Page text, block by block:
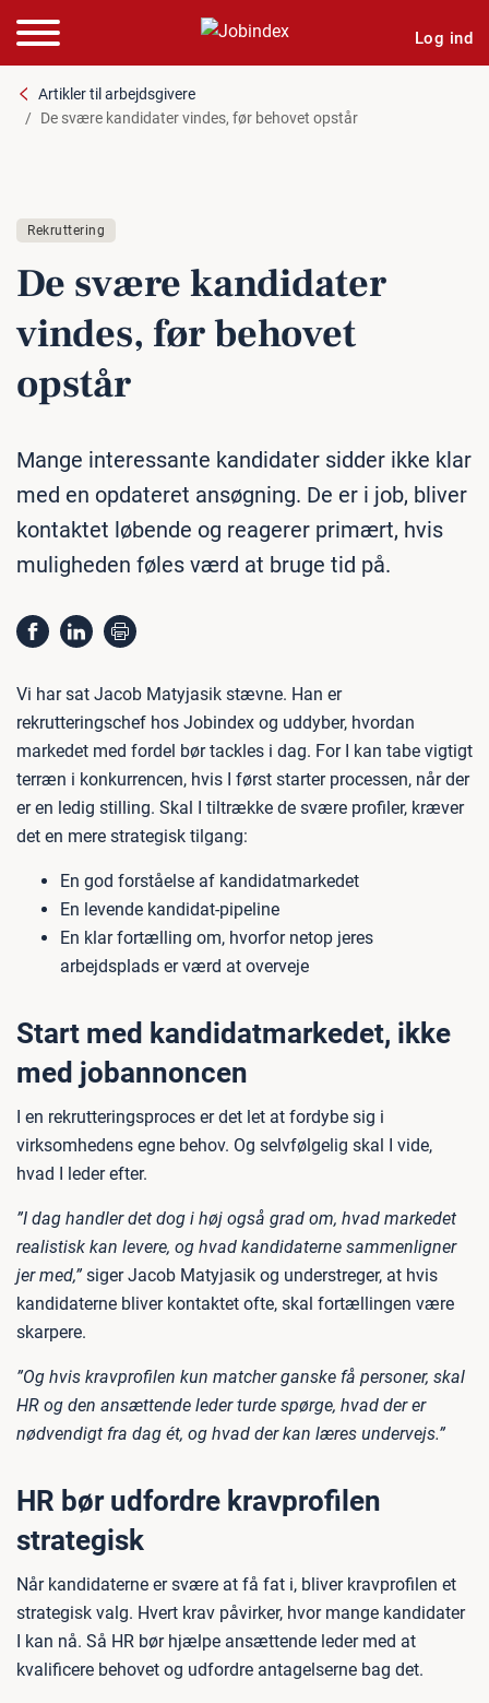
Log ind
Artikler til arbejdsgivere
De svære kandidater vindes, før behovet opstår
Rekruttering
De svære kan­di­da­ter
vindes, før behovet
opstår
Mange interessante kandidater sidder ikke klar
med en opdateret ansøgning. De er i job, bliver
kontaktet løbende og reagerer primært, hvis
muligheden føles værd at bruge tid på.
Vi har sat Jacob Matyjasik stævne. Han er
rekrutteringschef hos Jobindex og uddyber, hvordan
markedet med fordel bør tackles i dag. For I kan tabe vigtigt
terræn i konkurrencen, hvis I først starter processen, når der
er en ledig stilling. Skal I tiltrække de svære profiler, kræver
det en mere strategisk tilgang:
En god forståelse af kandidatmarkedet
En levende kandidat-pipeline
En klar fortælling om, hvorfor netop jeres
arbejdsplads er værd at overveje
Start med kandidatmarkedet, ikke
med jobannoncen
I en rekrutteringsproces er det let at fordybe sig i
virksomhedens egne behov. Og selvfølgelig skal I vide,
hvad I leder efter.
”I dag handler det dog i høj også grad om, hvad markedet
realistisk kan levere, og hvad kandidaterne sammenligner
jer med,” siger Jacob Matyjasik og understreger, at hvis
kandidaterne bliver kontaktet ofte, skal fortællingen være
skarpere.
”Og hvis kravprofilen kun matcher ganske få personer, skal
HR og den ansættende leder turde spørge, hvad der er
nødvendigt fra dag ét, og hvad der kan læres undervejs.”
HR bør udfordre kravprofilen
strategisk
Når kandidaterne er svære at få fat i, bliver kravprofilen et
strategisk valg. Hvert krav påvirker, hvor mange kandidater
I kan nå. Så HR bør hjælpe ansættende leder med at
kvalificere behovet og udfordre antagelserne bag det.